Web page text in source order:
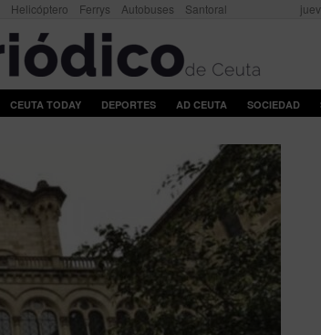
Helicóptero Ferrys Autobuses Santoral
CEUTA TODAY DEPORTES AD CEUTA SOCIEDAD